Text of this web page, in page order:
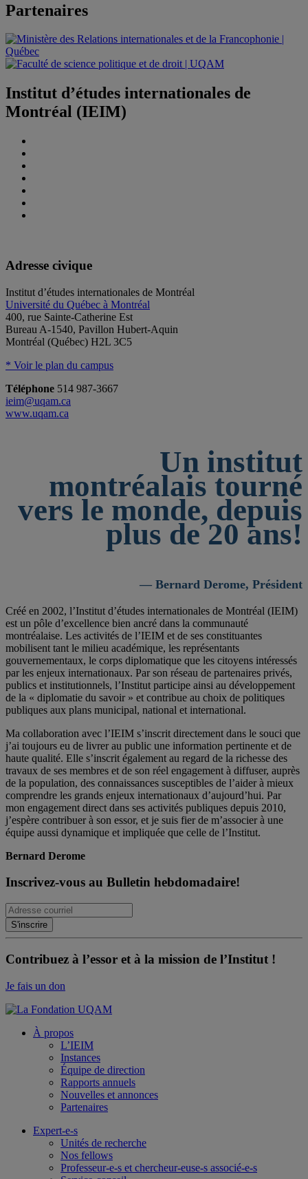
Partenaires
Institut d’études internationales de
Montréal (IEIM)
Adresse civique
Institut d’études internationales de Montréal
Université du Québec à Montréal
400, rue Sainte-Catherine Est
Bureau A-1540, Pavillon Hubert-Aquin
Montréal (Québec) H2L 3C5
* Voir le plan du campus
Téléphone 514 987-3667
ieim@uqam.ca
www.uqam.ca
Un institut
montréalais tourné
vers le monde, depuis
plus de 20 ans!
— Bernard Derome, Président
Créé en 2002, l’Institut d’études internationales de Montréal (IEIM)
est un pôle d’excellence bien ancré dans la communauté
montréalaise. Les activités de l’IEIM et de ses constituantes
mobilisent tant le milieu académique, les représentants
gouvernementaux, le corps diplomatique que les citoyens intéressés
par les enjeux internationaux. Par son réseau de partenaires privés,
publics et institutionnels, l’Institut participe ainsi au développement
de la « diplomatie du savoir » et contribue au choix de politiques
publiques aux plans municipal, national et international.
Ma collaboration avec l’IEIM s’inscrit directement dans le souci que
j’ai toujours eu de livrer au public une information pertinente et de
haute qualité. Elle s’inscrit également au regard de la richesse des
travaux de ses membres et de son réel engagement à diffuser, auprès
de la population, des connaissances susceptibles de l’aider à mieux
comprendre les grands enjeux internationaux d’aujourd’hui. Par
mon engagement direct dans ses activités publiques depuis 2010,
j’espère contribuer à son essor, et je suis fier de m’associer à une
équipe aussi dynamique et impliquée que celle de l’Institut.
Bernard Derome
Inscrivez-vous au Bulletin hebdomadaire!
Contribuez à l’essor et à la mission de l’Institut !
Je fais un don
À propos
L’IEIM
Instances
Équipe de direction
Rapports annuels
Nouvelles et annonces
Partenaires
Expert-e-s
Unités de recherche
Nos fellows
Professeur-e-s et chercheur-euse-s associé-e-s